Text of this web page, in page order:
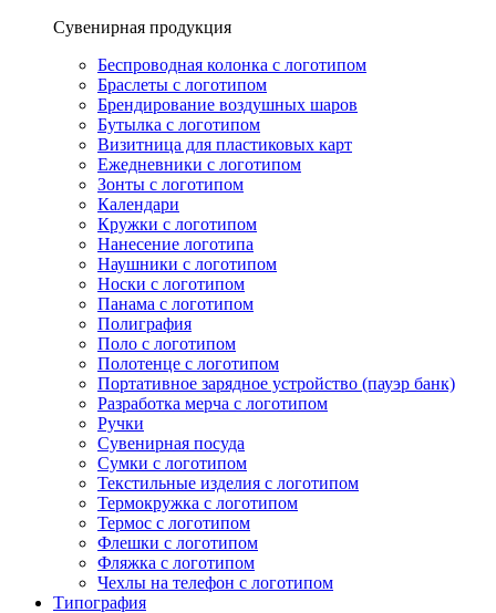
Сувенирная продукция
Беспроводная колонка с логотипом
Браслеты с логотипом
Брендирование воздушных шаров
Бутылка с логотипом
Визитница для пластиковых карт
Ежедневники с логотипом
Зонты с логотипом
Календари
Кружки с логотипом
Нанесение логотипа
Наушники с логотипом
Носки с логотипом
Панама с логотипом
Полиграфия
Поло с логотипом
Полотенце с логотипом
Портативное зарядное устройство (пауэр банк)
Разработка мерча с логотипом
Ручки
Сувенирная посуда
Сумки с логотипом
Текстильные изделия с логотипом
Термокружка с логотипом
Термос с логотипом
Флешки с логотипом
Фляжка с логотипом
Чехлы на телефон с логотипом
Типография